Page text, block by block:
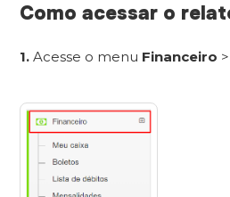
Como acessar o
1. Acesse o menu Financeiro >